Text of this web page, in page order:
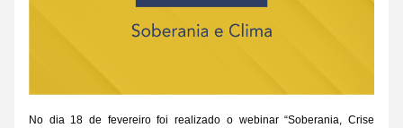
No dia 18 de fevereiro foi realizado o webinar “Soberania, Crise